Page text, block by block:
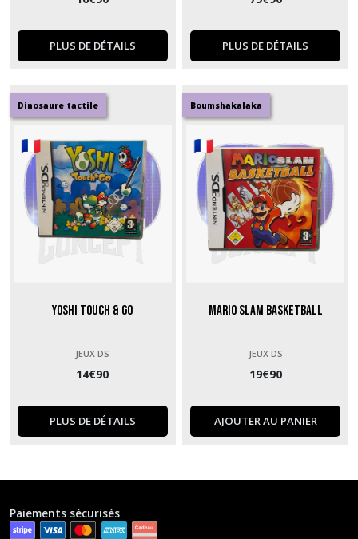
PLUS DE DÉTAILS PLUS DE DÉTAILS
Dinosaure tactile
Yoshi Touch & Go
JEUX DS
14€90
PLUS DE DÉTAILS
Boumshakalaka
Mario Slam Basketball
JEUX DS
19€90
AJOUTER AU PANIER
Paiements sécurisés